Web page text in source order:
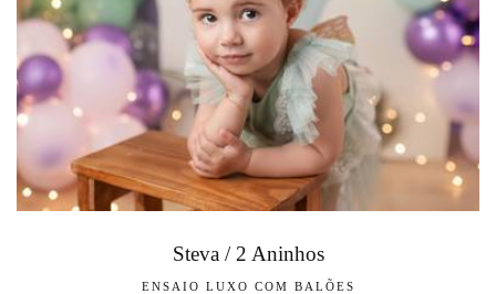
Steva / 2 Aninhos
ENSAIO LUXO COM BALÕES